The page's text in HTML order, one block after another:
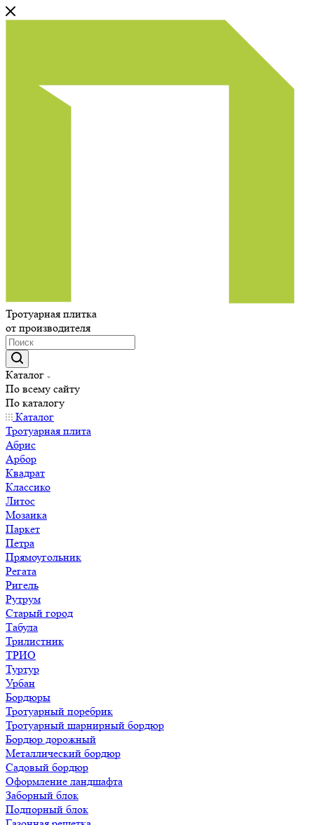
Тротуарная плитка
от производителя
Каталог
По всему сайту
По каталогу
Каталог
Тротуарная плита
Абрис
Арбор
Квадрат
Классико
Литос
Мозаика
Паркет
Петра
Прямоугольник
Регата
Ригель
Рутрум
Старый город
Табула
Трилистник
ТРИО
Туртур
Урбан
Бордюры
Тротуарный поребрик
Тротуарный шарнирный бордюр
Бордюр дорожный
Металлический бордюр
Садовый бордюр
Оформление ландшафта
Заборный блок
Подпорный блок